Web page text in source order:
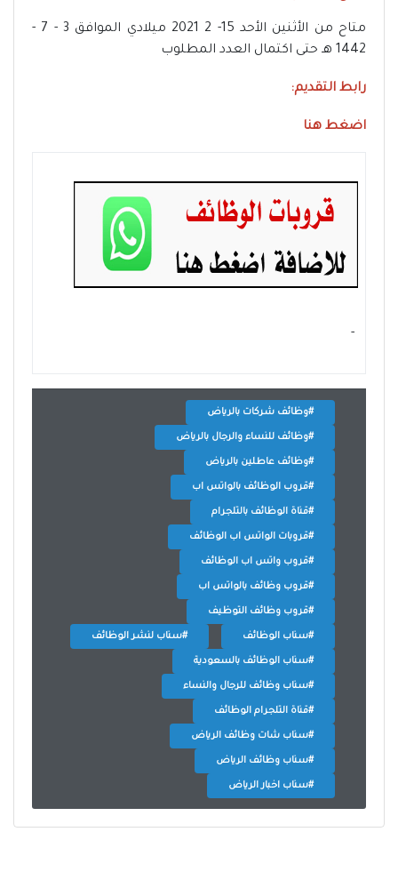
متاح من الأثنين الأحد 15- 2 2021 ميلادي الموافق 3 - 7 -
1442 هـ حتى اكتمال العدد المطلوب
رابط التقديم:
اضغط هنا
- ‏
#وظائف شركات بالرياض
#وظائف للنساء والرجال بالرياض
#وظائف عاطلين بالرياض
#قروب الوظائف بالواتس اب
#قناة الوظائف بالتلجرام
#قروبات الواتس اب الوظائف
#قروب واتس اب الوظائف
#قروب وظائف بالواتس اب
#قروب وظائف التوظيف
#سناب الوظائف #سناب لنشر الوظائف
#سناب الوظائف بالسعودية
#سناب وظائف للرجال والنساء
#قناة التلجرام الوظائف
#سناب شات وظائف الرياض
#سناب وظائف الرياض
#سناب اخبار الرياض